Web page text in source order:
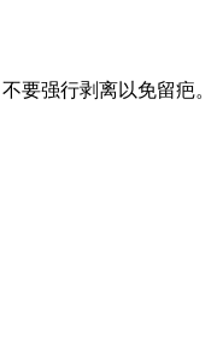
要强行剥离以免留疤。